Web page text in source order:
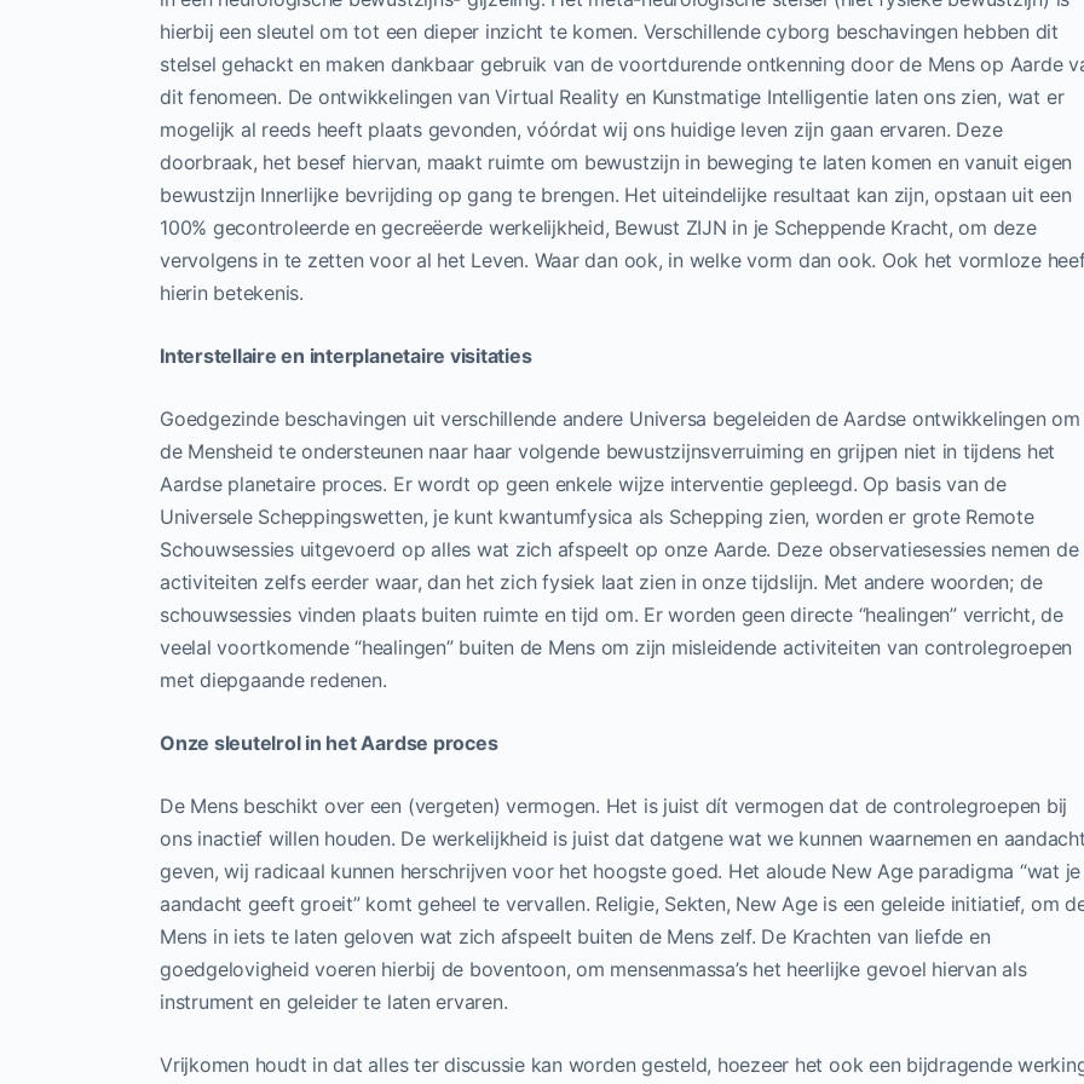
hierbij een sleutel om tot een dieper inzicht te komen. Verschillende cyborg beschavingen hebben dit
stelsel gehackt en maken dankbaar gebruik van de voortdurende ontkenning door de Mens op Aarde
dit fenomeen. De ontwikkelingen van Virtual Reality en Kunstmatige Intelligentie laten ons zien, wat er
mogelijk al reeds heeft plaats gevonden, vóórdat wij ons huidige leven zijn gaan ervaren. Deze
doorbraak, het besef hiervan, maakt ruimte om bewustzijn in beweging te laten komen en vanuit eigen
bewustzijn Innerlijke bevrijding op gang te brengen. Het uiteindelijke resultaat kan zijn, opstaan uit een
100% gecontroleerde en gecreëerde werkelijkheid, Bewust ZIJN in je Scheppende Kracht, om deze
vervolgens in te zetten voor al het Leven. Waar dan ook, in welke vorm dan ook. Ook het vormloze
hierin betekenis.
Interstellaire en interplanetaire visitaties
Goedgezinde beschavingen uit verschillende andere Universa begeleiden de Aardse ontwikkelingen om
de Mensheid te ondersteunen naar haar volgende bewustzijnsverruiming en grijpen niet in tijdens het
Aardse planetaire proces. Er wordt op geen enkele wijze interventie gepleegd. Op basis van de
Universele Scheppingswetten, je kunt kwantumfysica als Schepping zien, worden er grote Remote
Schouwsessies uitgevoerd op alles wat zich afspeelt op onze Aarde. Deze observatiesessies nemen de
activiteiten zelfs eerder waar, dan het zich fysiek laat zien in onze tijdslijn. Met andere woorden; de
schouwsessies vinden plaats buiten ruimte en tijd om. Er worden geen directe “healingen” verricht, de
veelal voortkomende “healingen” buiten de Mens om zijn misleidende activiteiten van controlegroepen
met diepgaande redenen.
Onze sleutelrol in het Aardse proces
De Mens beschikt over een (vergeten) vermogen. Het is juist dít vermogen dat de controlegroepen bij
ons inactief willen houden. De werkelijkheid is juist dat datgene wat we kunnen waarnemen en
geven, wij radicaal kunnen herschrijven voor het hoogste goed. Het aloude New Age paradigma “wat je
aandacht geeft groeit” komt geheel te vervallen. Religie, Sekten, New Age is een geleide initiatief, om
Mens in iets te laten geloven wat zich afspeelt buiten de Mens zelf. De Krachten van liefde en
goedgelovigheid voeren hierbij de boventoon, om mensenmassa’s het heerlijke gevoel hiervan als
instrument en geleider te laten ervaren.
Vrijkomen houdt in dat alles ter discussie kan worden gesteld, hoezeer het ook een bijdragende